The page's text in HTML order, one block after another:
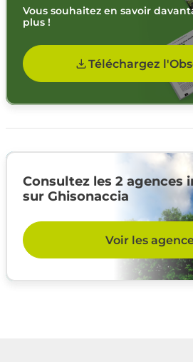
Vous souhaitez en savoir
plus !
Téléchargez
Consultez les 2 agences
sur Ghisonaccia
Voir les